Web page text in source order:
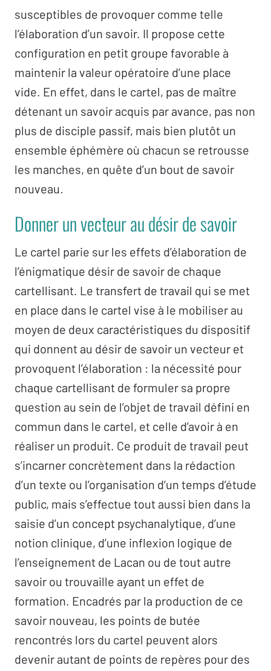
susceptibles de provoquer comme telle
l’élaboration d’un savoir. Il propose cette
configuration en petit groupe favorable à
maintenir la valeur opératoire d’une place
vide. En effet, dans le cartel, pas de maître
détenant un savoir acquis par avance, pas non
plus de disciple passif, mais bien plutôt un
ensemble éphémère où chacun se retrousse
les manches, en quête d’un bout de savoir
nouveau.
Donner un vecteur au désir de savoir
Le cartel parie sur les effets d’élaboration de
l’énigmatique désir de savoir de chaque
cartellisant. Le transfert de travail qui se met
en place dans le cartel vise à le mobiliser au
moyen de deux caractéristiques du dispositif
qui donnent au désir de savoir un vecteur et
provoquent l’élaboration : la nécessité pour
chaque cartellisant de formuler sa propre
question au sein de l’objet de travail défini en
commun dans le cartel, et celle d’avoir à en
réaliser un produit. Ce produit de travail peut
s’incarner concrètement dans la rédaction
d’un texte ou l’organisation d’un temps d’étude
public, mais s’effectue tout aussi bien dans la
saisie d’un concept psychanalytique, d’une
notion clinique, d’une inflexion logique de
l’enseignement de Lacan ou de tout autre
savoir ou trouvaille ayant un effet de
formation. Encadrés par la production de ce
savoir nouveau, les points de butée
rencontrés lors du cartel peuvent alors
devenir autant de points de repères pour des